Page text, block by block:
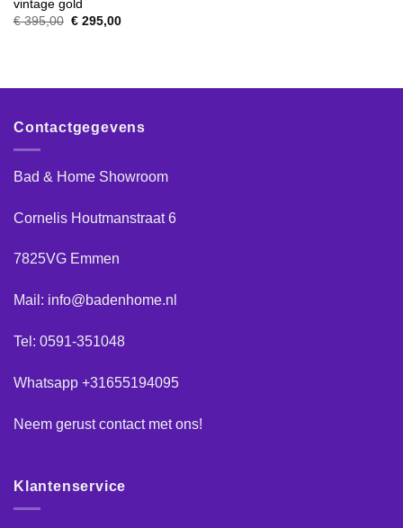
vintage gold
€395,00 Oorspronkelijke
€295,00Huidige
Contactgegevens
Bad & Home Showroom
Cornelis Houtmanstraat 6
7825VG Emmen
Mail: info@badenhome.nl
Tel: 0591-351048
Whatsapp +31655194095
Neem gerustcontactmet ons!
Klantenservice